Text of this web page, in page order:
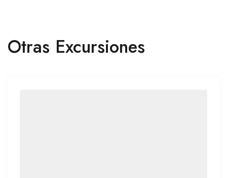
Otras Excursiones